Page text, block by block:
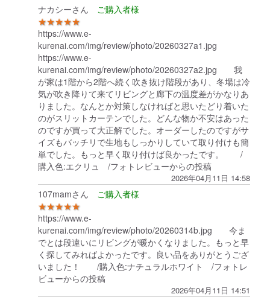
ナカシーさん
★★★★★
https://www.e-
kurenai.com/img/review/photo/20260327a1.jpg
https://www.e-
kurenai.com/img/review/photo/20260327a2.jpg 我
が家は1階から2階へ続く吹き抜け階段があり、冬場は冷
気が吹き降りて来てリビングと廊下の温度差がかなりあ
りました。なんとか対策しなければと思いたどり着いた
のがスリットカーテンでした。どんな物か不安はあった
のですが買って大正解でした。オーダーしたのですがサ
イズもバッチリで生地もしっかりしていて取り付けも簡
単でした。もっと早く取り付けば良かったです。 /
購入色:エクリュ /フォトレビューからの投稿
2026年04月11日 14:58
107mamさん
★★★★★
https://www.e-
kurenai.com/img/review/photo/20260314b.jpg 今ま
でとは段違いにリビングが暖かくなりました。もっと早
く探してみればよかったです。良い品をありがとうござ
いました！ /購入色:ナチュラルホワイト /フォトレ
ビューからの投稿
2026年04月11日 14:51